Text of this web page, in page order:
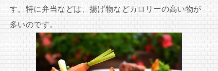
す。特に弁当などは、揚げ物などカロリーの高い物が
多いのです。